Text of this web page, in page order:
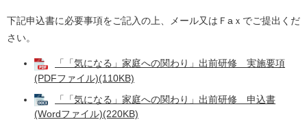
下記申込書に必要事項をご記入の上、メール又はＦaｘでご提出くだ
さい。
「「気になる」家庭への関わり」出前研修 実施要項
(PDFファイル)(110KB)
「「気になる」家庭への関わり」出前研修 申込書
(Wordファイル)(220KB)